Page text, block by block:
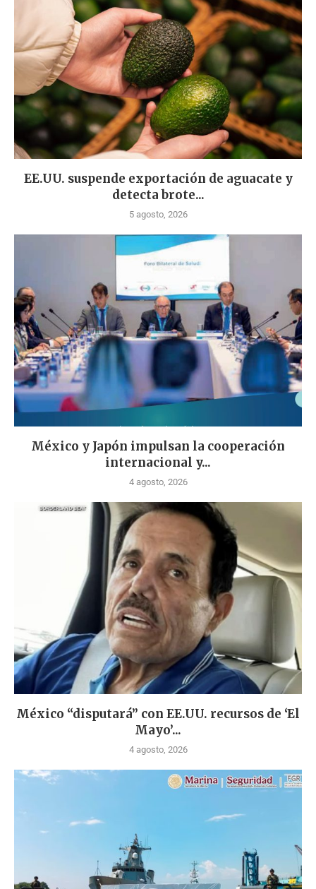
EE.UU. suspende exportación de aguacate y
detecta brote...
5 agosto, 2026
México y Japón impulsan la cooperación
internacional y...
4 agosto, 2026
México “disputará” con EE.UU. recursos de ‘El
Mayo’...
4 agosto, 2026